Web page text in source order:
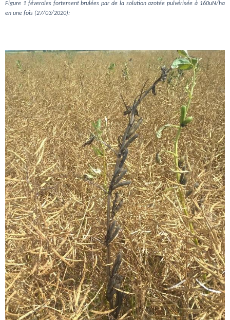
Figure 1 féveroles fortement brulées par de la solution azotée pulvérisée à 160uN/ha
en une fois (27/03/2020):